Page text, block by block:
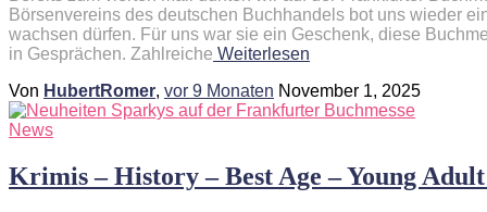
Börsenvereins des deutschen Buchhandels bot uns wieder
wachsen dürfen. Für uns war sie ein Geschenk, diese
in Gesprächen. Zahlreiche Weiterlesen
Von HubertRomer, vor 9 Monaten November 1, 2025
News
Krimis – History – Best Age – Young